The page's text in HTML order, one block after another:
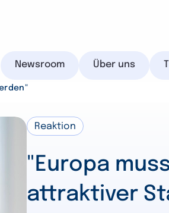
Newsroom Über uns
Reaktion
"Europa
attraktiver